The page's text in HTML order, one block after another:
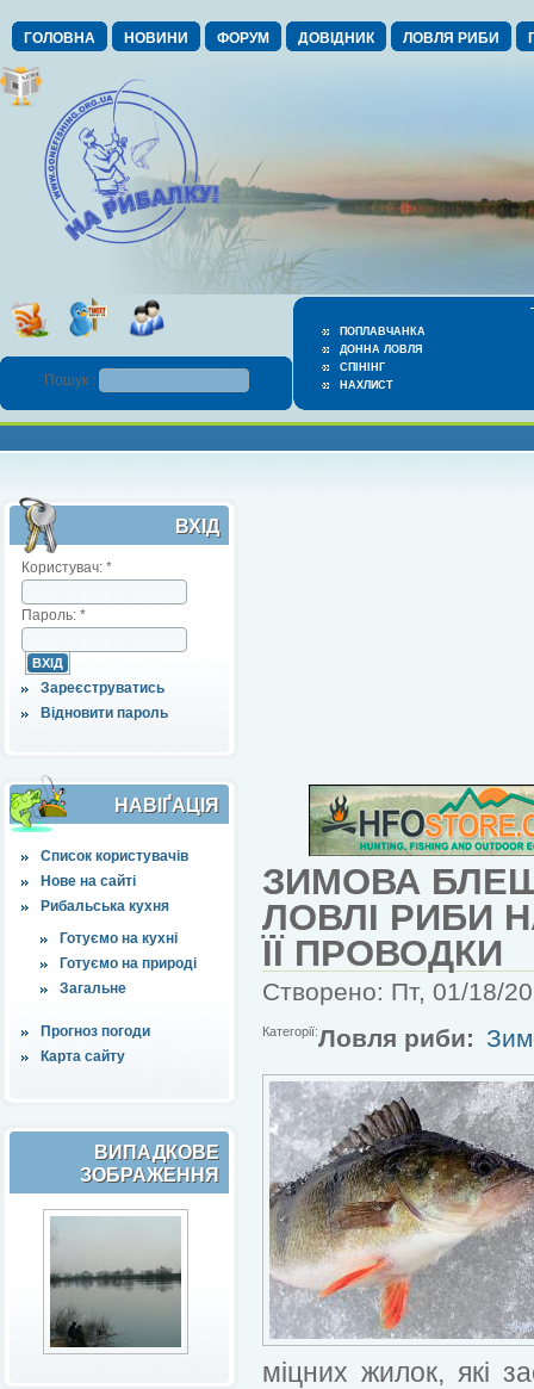
ГОЛОВНА НОВИНИ ФОРУМ ДОВІДНИК ЛОВЛЯ РИБИ
ПОПЛАВЧАНКА
ДОННА ЛОВЛЯ
СПІНІНГ
НАХЛИСТ
Пошук :
ВХІД
Користувач: *
Пароль: *
Зареєструватись
Відновити пароль
НАВІҐАЦІЯ
Список користувачів
Нове на сайті
Рибальська кухня
Готуємо на кухні
Готуємо на природі
Загальне
Прогноз погоди
Карта сайту
ВИПАДКОВЕ
ЗОБРАЖЕННЯ
ЗИМОВА
ЛОВЛІ РИБИ
ЇЇ ПРОВОДКИ
Створено: Пт, 01/18/
Категорії:Ловля риби:
міцних жилок, які